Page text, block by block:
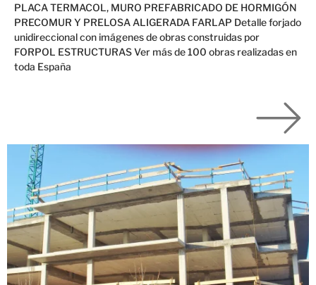
PLACA TERMACOL, MURO PREFABRICADO DE HORMIGÓN
PRECOMUR Y PRELOSA ALIGERADA FARLAP Detalle forjado
unidireccional con imágenes de obras construidas por
FORPOL ESTRUCTURAS Ver más de 100 obras realizadas en
toda España